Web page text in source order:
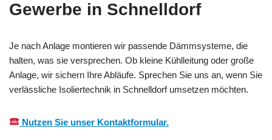
Gewerbe in Schnelldorf
Je nach Anlage montieren wir passende Dämmsysteme, die
halten, was sie versprechen. Ob kleine Kühlleitung oder große
Anlage, wir sichern Ihre Abläufe. Sprechen Sie uns an, wenn Sie
verlässliche Isoliertechnik in Schnelldorf umsetzen möchten.
Nutzen Sie unser Kontaktformular.